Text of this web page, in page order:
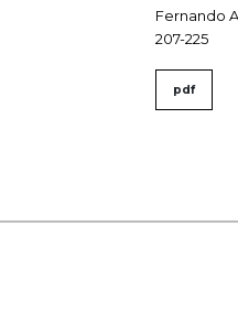
Fernando
207-225
pdf